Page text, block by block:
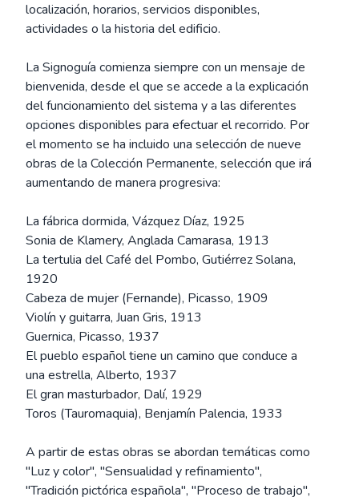
localización, horarios, servicios disponibles,
actividades o la historia del edificio.
La Signoguía comienza siempre con un mensaje de
bienvenida, desde el que se accede a la explicación
del funcionamiento del sistema y a las diferentes
opciones disponibles para efectuar el recorrido. Por
el momento se ha incluido una selección de nueve
obras de la Colección Permanente, selección que irá
aumentando de manera progresiva:
La fábrica dormida, Vázquez Díaz, 1925
Sonia de Klamery, Anglada Camarasa, 1913
La tertulia del Café del Pombo, Gutiérrez Solana,
1920
Cabeza de mujer (Fernande), Picasso, 1909
Violín y guitarra, Juan Gris, 1913
Guernica, Picasso, 1937
El pueblo español tiene un camino que conduce a
una estrella, Alberto, 1937
El gran masturbador, Dalí, 1929
Toros (Tauromaquia), Benjamín Palencia, 1933
A partir de estas obras se abordan temáticas como
"Luz y color", "Sensualidad y refinamiento",
"Tradición pictórica española", "Proceso de trabajo",